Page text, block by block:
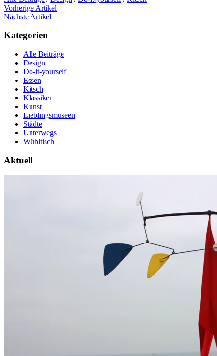
Vorherige Artikel
Nächste Artikel
Kategorien
Alle Beiträge
Design
Do-it-yourself
Essen
Kitsch
Klassiker
Kunst
Lieblingsmuseen
Städte
Unterwegs
Wühltisch
Aktuell